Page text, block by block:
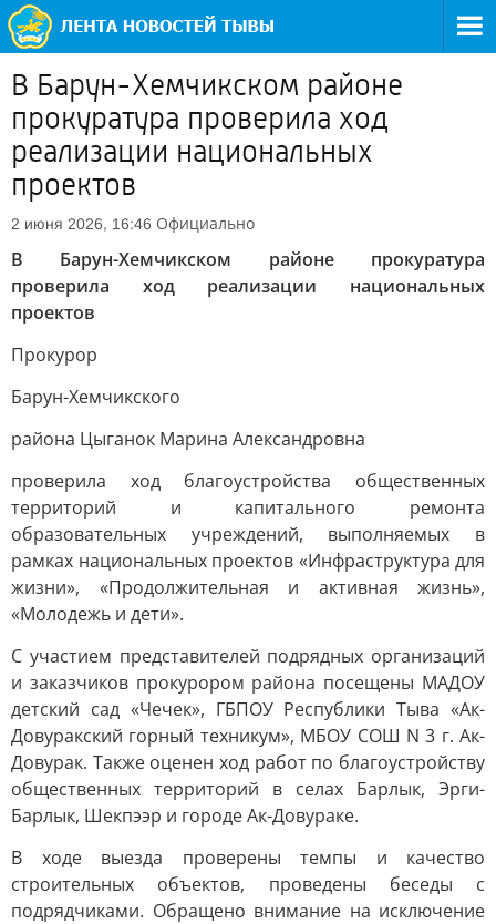
В Барун-Хемчикском районе
прокуратура проверила ход
реализации национальных
проектов
2 июня 2026, 16:46 Официально
В Барун-Хемчикском районе прокуратура
проверила ход реализации национальных
проектов
Прокурор
Барун-Хемчикского
района Цыганок Марина Александровна
проверила ход благоустройства общественных
территорий и капитального ремонта
образовательных учреждений, выполняемых в
рамках национальных проектов «Инфраструктура для
жизни», «Продолжительная и активная жизнь»,
«Молодежь и дети».
С участием представителей подрядных организаций
и заказчиков прокурором района посещены МАДОУ
детский сад «Чечек», ГБПОУ Республики Тыва «Ак-
Довуракский горный техникум», МБОУ СОШ N 3 г. Ак-
Довурак. Также оценен ход работ по благоустройству
общественных территорий в селах Барлык, Эрги-
Барлык, Шекпээр и городе Ак-Довураке.
В ходе выезда проверены темпы и качество
строительных объектов, проведены беседы с
подрядчиками. Обращено внимание на исключение